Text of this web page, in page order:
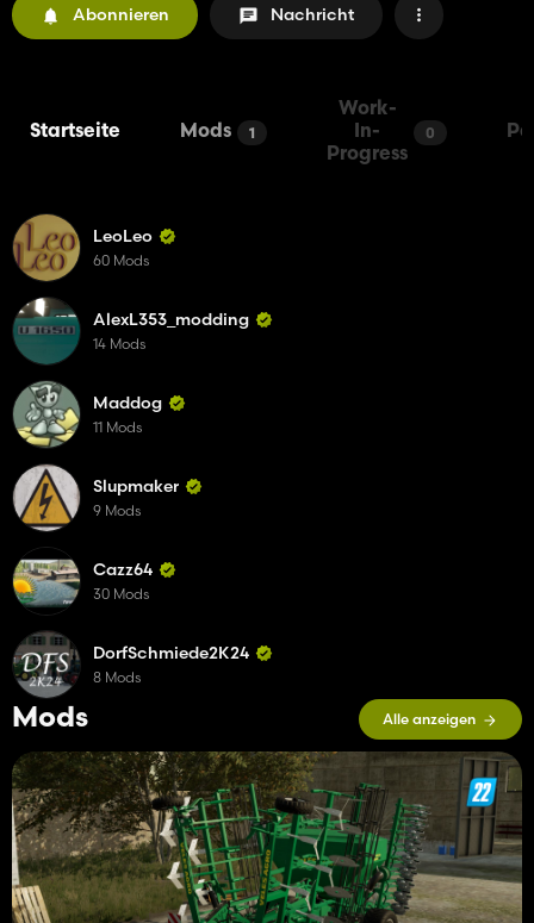
Abonnieren Nachricht
Startseite Mods 1
Work-
In-
Progress
0
Mods Alle anzeigen
LeoLeo
60 Mods
AlexL353_modding
14 Mods
Maddog
11 Mods
Slupmaker
9 Mods
Cazz64
30 Mods
DorfSchmiede2K24
8 Mods